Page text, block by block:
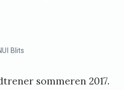
l
Blits
sommeren 2017.